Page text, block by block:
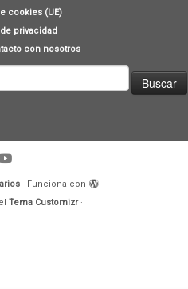
cookies (UE)
privacidad
con nosotros
· Funciona con
·
Tema Customizr·